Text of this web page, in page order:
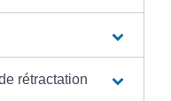
rétractation